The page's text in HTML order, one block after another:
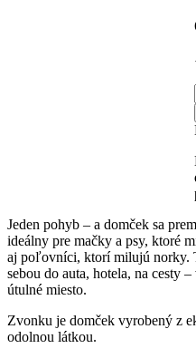
Jeden pohyb – a domček sa
ideálny pre mačky a psy, ktoré
aj poľovníci, ktorí milujú norky.
sebou do auta, hotela, na cesty
útulné miesto.
Zvonku je domček vyrobený z
odolnou látkou.